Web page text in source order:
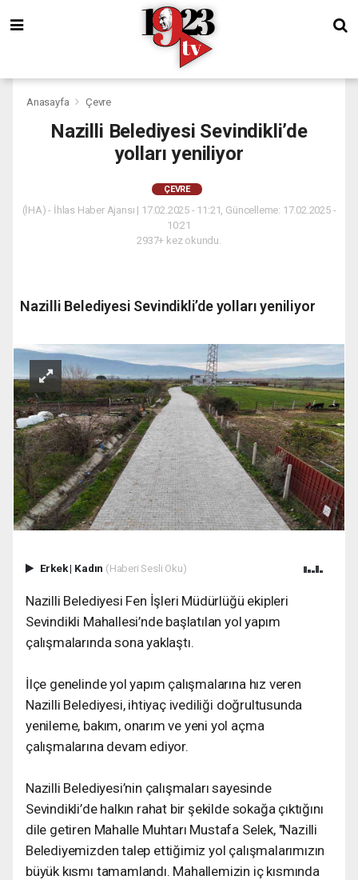
Anasayfa Çevre
Nazilli Belediyesi Sevindikli’de
yolları yeniliyor
ÇEVRE
(İHA) - İhlas Haber Ajansı | 17.02.2025 - 11:21, Güncelleme: 17.02.2025 -
10:21
2937+ kez okundu.
Nazilli Belediyesi Sevindikli’de yolları yeniliyor
Erkek| Kadın (Haberi Sesli Oku)
Nazilli Belediyesi Fen İşleri Müdürlüğü ekipleri
Sevindikli Mahallesi’nde başlatılan yol yapım
çalışmalarında sona yaklaştı.
İlçe genelinde yol yapım çalışmalarına hız veren
Nazilli Belediyesi, ihtiyaç ivediliği doğrultusunda
yenileme, bakım, onarım ve yeni yol açma
çalışmalarına devam ediyor.
Nazilli Belediyesi’nin çalışmaları sayesinde
Sevindikli’de halkın rahat bir şekilde sokağa çıktığını
dile getiren Mahalle Muhtarı Mustafa Selek, "Nazilli
Belediyemizden talep ettiğimiz yol çalışmalarımızın
büyük kısmı tamamlandı. Mahallemizin iç kısmında